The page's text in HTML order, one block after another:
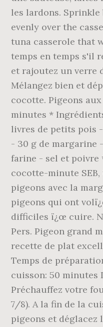
les lardons.
evenly over the
tuna casserole that
temps en temps s'il
et rajoutez un verre
Mélangez bien et
cocotte. Pigeons
minutes *
livres de petits pois
- 30 g de margarine
farine - sel et poivre
cocotte-minute
pigeons avec la
pigeons qui ont
difficiles ï¿œ cuire.
Pers. Pigeon grand
recette de plat
Temps de
cuisson: 50 minutes
Préchauffez votre
7/8). A la fin de la
pigeons et déglacez